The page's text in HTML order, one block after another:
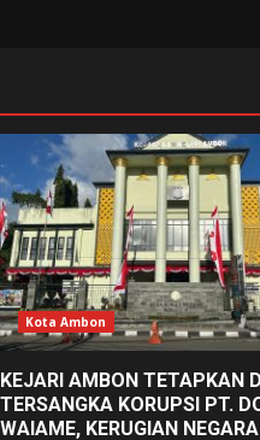
Kota Ambon
KEJARI AMBON TETAPKAN
TERSANGKA KORUPSI PT.
WAIAME, KERUGIAN